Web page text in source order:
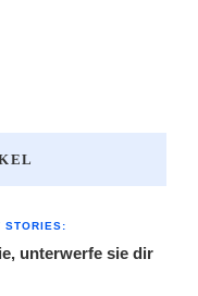
STORIES:
unterwerfe sie dir